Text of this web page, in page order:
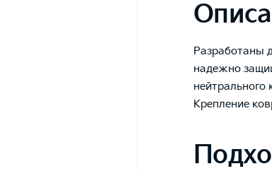
Разработаны
надежно
Крепление